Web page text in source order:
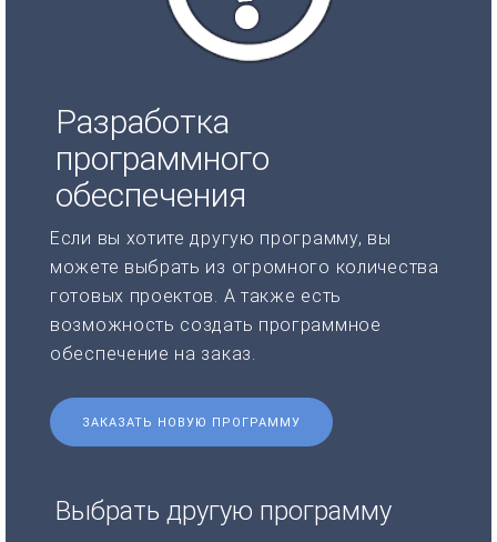
Разработка
программного
обеспечения
Если вы хотите другую программу, вы
можете выбрать из огромного количества
готовых проектов. А также есть
возможность создать программное
обеспечение на заказ.
ЗАКАЗАТЬ НОВУЮ ПРОГРАММУ
Выбрать другую программу